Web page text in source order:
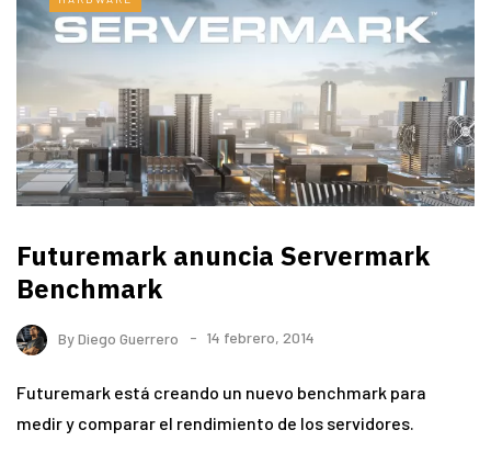
Futuremark anuncia Servermark
Benchmark
ByDiego Guerrero 14 febrero, 2014
Futuremark está creando un nuevo benchmark para
medir y comparar el rendimiento de los servidores.